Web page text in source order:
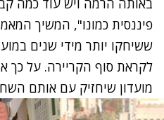
פיננסית כמונו", המשיך
ששיחקו יותר מידי שנים
לקראת סוף הקריירה. על כך
מועדון שיחזיק עם אותם השחקנים